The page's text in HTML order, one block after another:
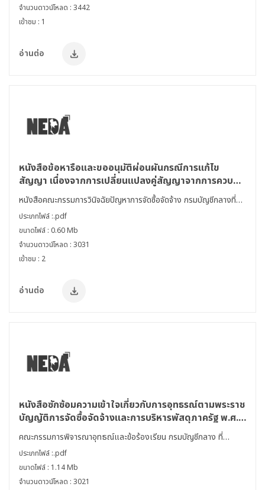
จำนวนดาวน์โหลด : 3442
เข้าชม : 1
อ่านต่อ
หนังสือข้อหารือและขออนุมัติผ่อนผันกรณีการแก้ไข
สัญญา เนื่องจากการเปลี่ยนแปลงคู่สัญญาจากการควบ
รวมกิจการ
หนังสือคณะกรรมการวินิจฉัยปัญหาการจัดซื้อจัดจ้าง กรมบัญชีกลางที่
กค (กวจ) 0405.4/9630 ลว 19 ก.พ 65
ประเภทไฟล์ :.pdf
ขนาดไฟล์ : 0.60 Mb
จำนวนดาวน์โหลด : 3031
เข้าชม : 2
อ่านต่อ
หนังสือซักซ้อมความเข้าใจเกี่ยวกับการอุทธรณ์ตามพระราช
บัญญัติการจัดซื้อจัดจ้างและการบริหารพัสดุภาครัฐ พ.ศ.
คณะกรรมการพิจารณาอุทธณ์และข้อร้องเรียน กรมบัญชีกลาง ที่
กค(กอร) 0405.5/ว 374 ลว. 6 ส.ค. 62
ประเภทไฟล์ :.pdf
ขนาดไฟล์ : 1.14 Mb
จำนวนดาวน์โหลด : 3021